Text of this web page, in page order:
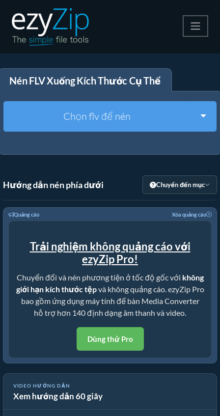
Giải nén
Công cụ khác
Nén FLV Xuống Kích Thước Cụ Thể
Chọn flv để nén
Hướng dẫn nén phía dưới Chuyển đến mục
Quảng cáo Xóa quảng cáo
Trải nghiệm không quảng cáo với
ezyZip Pro!
Chuyển đổi và nén phương tiện ở tốc độ gốc với không
giới hạn kích thước tệpvà không quảng cáo. ezyZip Pro
bao gồm ứng dụng máy tính để bàn Media Converter
hỗ trợ hơn 140 định dạng âm thanh và video.
Dùng thử Pro
VIDEO HƯỚNG DẪN
Xem hướng dẫn 60 giây
🎵 Cách Nén Tệp Phương Tiện Trực Tuyến Miễn Phí